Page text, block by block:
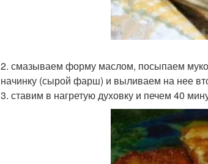
2. смазываем форму маслом, посыпаем
начинку (сырой фарш) и выливаем на нее
3. ставим в нагретую духовку и печем 40